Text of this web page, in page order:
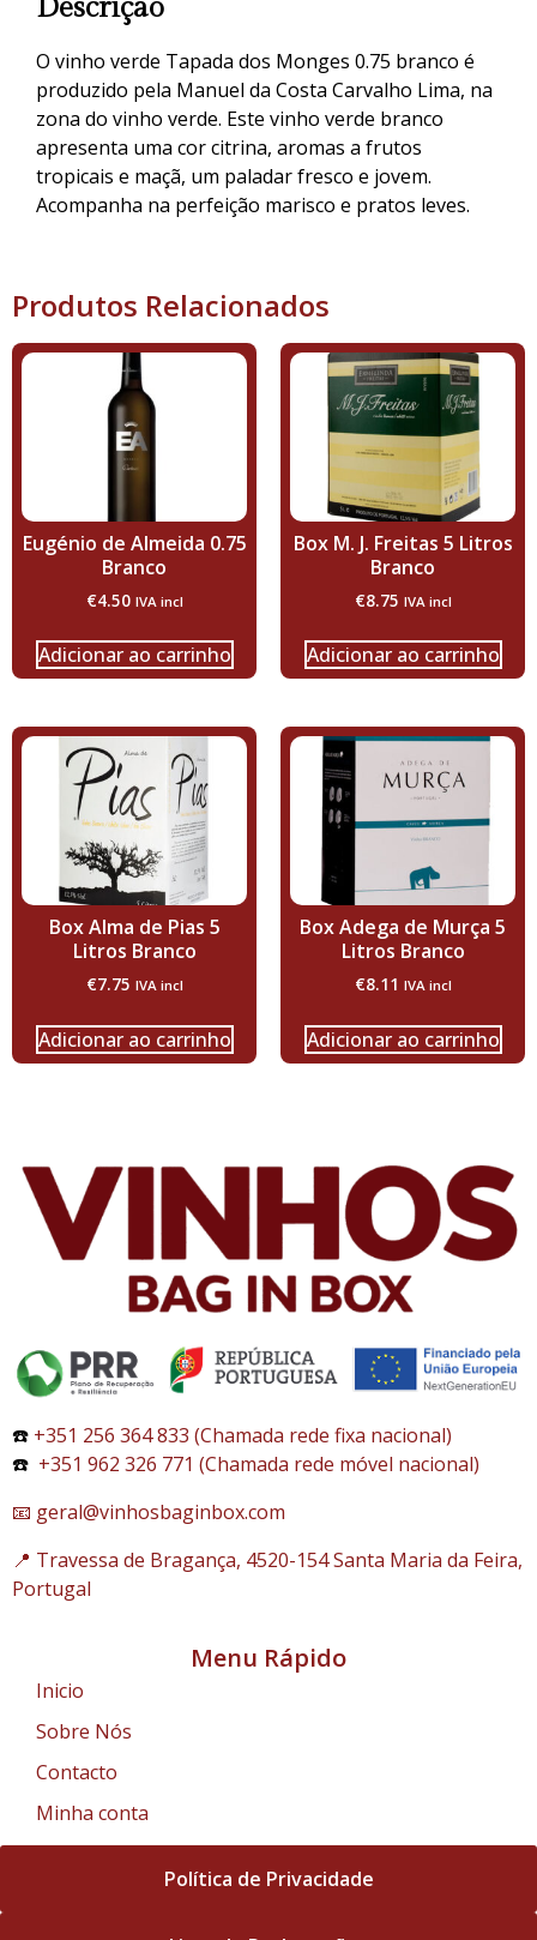
Descrição
O vinho verde Tapada dos Monges 0.75 branco é
produzido pela Manuel da Costa Carvalho Lima, na
zona do vinho verde. Este vinho verde branco
apresenta uma cor citrina, aromas a frutos
tropicais e maçã, um paladar fresco e jovem.
Acompanha na perfeição marisco e pratos leves.
Produtos Relacionados
Eugénio de Almeida 0.75
Branco
€4.50 IVA incl
Adicionar ao carrinho
Box M. J. Freitas 5 Litros
Branco
€8.75 IVA incl
Adicionar ao carrinho
Box Alma de Pias 5
Litros Branco
€7.75 IVA incl
Adicionar ao carrinho
Box Adega de Murça 5
Litros Branco
€8.11 IVA incl
Adicionar ao carrinho
☎️ +351 256 364 833 (Chamada rede fixa nacional)
☎️ +351 962 326 771 (Chamada rede móvel nacional)
📧 geral@vinhosbaginbox.com
📍 Travessa de Bragança, 4520-154 Santa Maria da Feira,
Portugal
Menu Rápido
Inicio
Sobre Nós
Contacto
Minha conta
Política de Privacidade